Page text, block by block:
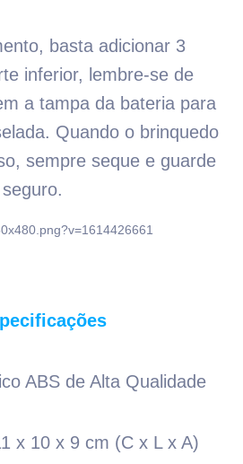
basta adicionar 3
inferior, lembre-se de
a tampa da bateria para
Quando o brinquedo
sempre seque e guarde
ABS de Alta Qualidade
x 10 x 9 cm (C x L x A)